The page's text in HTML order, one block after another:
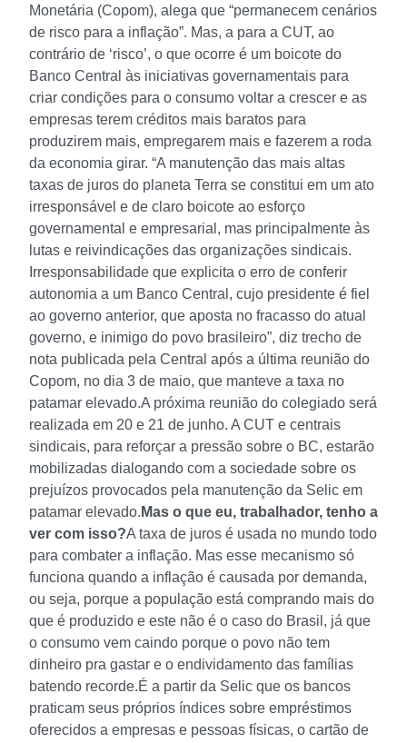
Monetária (Copom), alega que “permanecem cenários
de risco para a inflação”. Mas, a para a CUT, ao
contrário de ‘risco’, o que ocorre é um boicote do
Banco Central às iniciativas governamentais para
criar condições para o consumo voltar a crescer e as
empresas terem créditos mais baratos para
produzirem mais, empregarem mais e fazerem a roda
da economia girar. “A manutenção das mais altas
taxas de juros do planeta Terra se constitui em um ato
irresponsável e de claro boicote ao esforço
governamental e empresarial, mas principalmente às
lutas e reivindicações das organizações sindicais.
Irresponsabilidade que explicita o erro de conferir
autonomia a um Banco Central, cujo presidente é fiel
ao governo anterior, que aposta no fracasso do atual
governo, e inimigo do povo brasileiro”, diz trecho de
nota publicada pela Central após a última reunião do
Copom, no dia 3 de maio, que manteve a taxa no
patamar elevado.A próxima reunião do colegiado será
realizada em 20 e 21 de junho. A CUT e centrais
sindicais, para reforçar a pressão sobre o BC, estarão
mobilizadas dialogando com a sociedade sobre os
prejuízos provocados pela manutenção da Selic em
patamar elevado. Mas o que eu, trabalhador, tenho a
ver com isso?A taxa de juros é usada no mundo todo
para combater a inflação. Mas esse mecanismo só
funciona quando a inflação é causada por demanda,
ou seja, porque a população está comprando mais do
que é produzido e este não é o caso do Brasil, já que
o consumo vem caindo porque o povo não tem
dinheiro pra gastar e o endividamento das famílias
batendo recorde.É a partir da Selic que os bancos
praticam seus próprios índices sobre empréstimos
oferecidos a empresas e pessoas físicas, o cartão de